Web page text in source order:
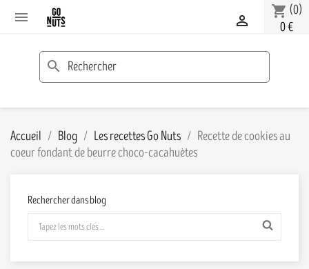
 shopping_cart (0)
0 €

search
Accueil Blog Les recettes Go Nuts
Recette de cookies au
coeur fondant de beurre choco-cacahuètes
Rechercher dans blog